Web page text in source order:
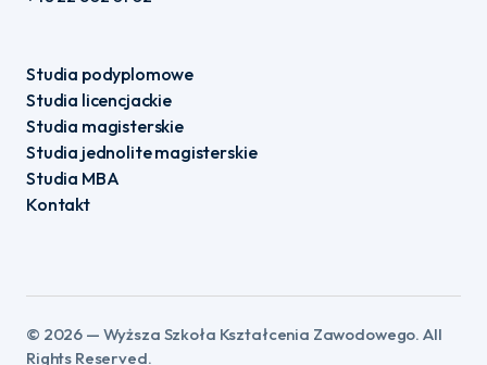
Studia podyplomowe
Studia licencjackie
Studia magisterskie
Studia jednolite magisterskie
Studia MBA
Kontakt
©️ 2026 — Wyższa Szkoła Kształcenia Zawodowego. All
Rights Reserved.